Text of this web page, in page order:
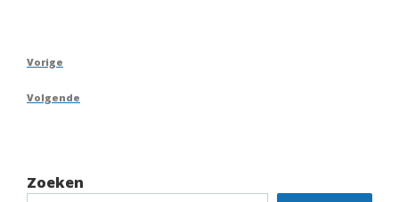
Berichtnavigatie
Vorig
Vorige
Volgend
Volgende
Zoeken